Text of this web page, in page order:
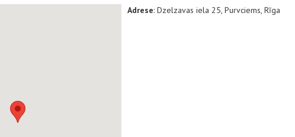
Adrese: Dzelzavas iela 25, Purvciems, Rīga